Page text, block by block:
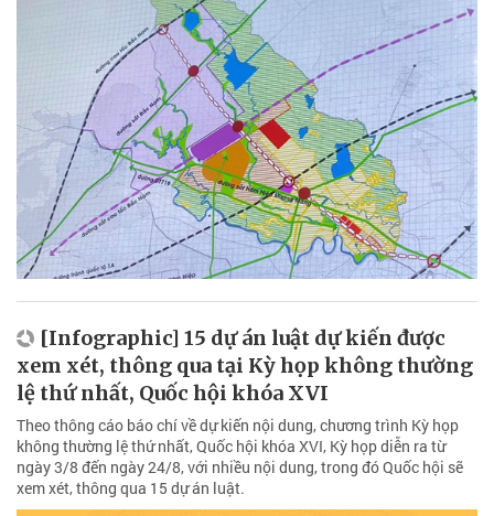
[Infographic] 15 dự án luật dự kiến được
xem xét, thông qua tại Kỳ họp không thường
lệ thứ nhất, Quốc hội khóa XVI
Theo thông cáo báo chí về dự kiến nội dung, chương trình Kỳ họp
không thường lệ thứ nhất, Quốc hội khóa XVI, Kỳ họp diễn ra từ
ngày 3/8 đến ngày 24/8, với nhiều nội dung, trong đó Quốc hội sẽ
xem xét, thông qua 15 dự án luật.